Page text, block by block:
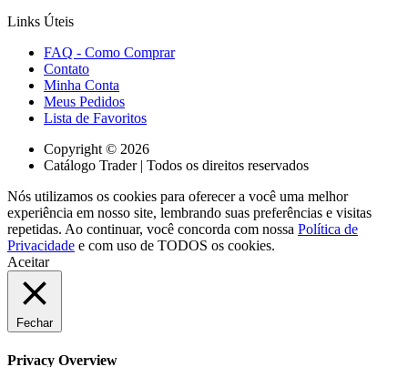
Links Úteis
FAQ - Como Comprar
Contato
Minha Conta
Meus Pedidos
Lista de Favoritos
Copyright © 2026
Catálogo Trader | Todos os direitos reservados
Nós utilizamos os cookies para oferecer a você uma melhor
experiência em nosso site, lembrando suas preferências e visitas
repetidas. Ao continuar, você concorda com nossa Política de
Privacidade e com uso de TODOS os cookies.
Aceitar
Fechar
Privacy Overview